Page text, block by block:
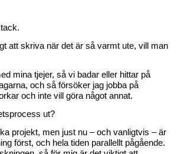
att skriva när det är så varmt ute, vill man
mina tjejer, så vi badar eller hittar på
och så försöker jag jobba på
och inte vill göra något annat.
ut?
projekt, men just nu – och vanligtvis – är
först, och hela tiden parallellt pågående.